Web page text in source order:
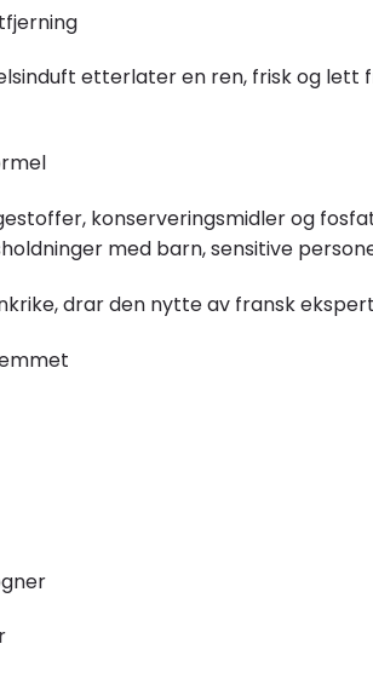
etterlater en ren, frisk og
konserveringsmidler og
med barn, sensitive
drar den nytte av fransk